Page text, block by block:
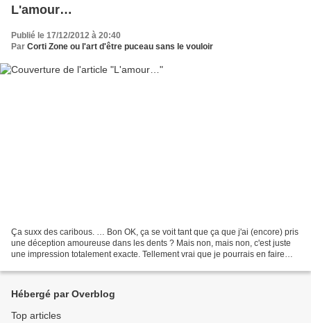
L'amour…
Publié le 17/12/2012 à 20:40
Par Corti Zone ou l'art d'être puceau sans le vouloir
Ça suxx des caribous. … Bon OK, ça se voit tant que ça que j'ai (encore) pris
une déception amoureuse dans les dents ? Mais non, mais non, c'est juste
une impression totalement exacte. Tellement vrai que je pourrais en faire
Hébergé par Overblog
Top articles